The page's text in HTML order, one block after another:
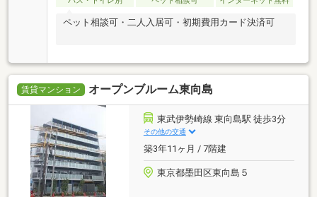
ペット相談可・二人入居可・初期費用カード決済可
賃貸マンション オープンブルーム東向島
東武伊勢崎線 東向島駅 徒歩3分
その他の交通
築3年11ヶ月 / 7階建
東京都墨田区東向島５